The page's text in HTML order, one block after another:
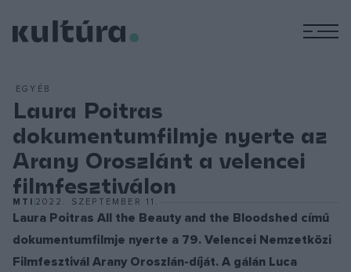
EGYÉB
Laura Poitras
dokumentumfilmje nyerte az
Arany Oroszlánt a velencei
filmfesztiválon
MTI 2022. SZEPTEMBER 11.
Laura Poitras All the Beauty and the Bloodshed című
dokumentumfilmje nyerte a 79. Velencei Nemzetközi
Filmfesztivál Arany Oroszlán-díját. A gálán Luca